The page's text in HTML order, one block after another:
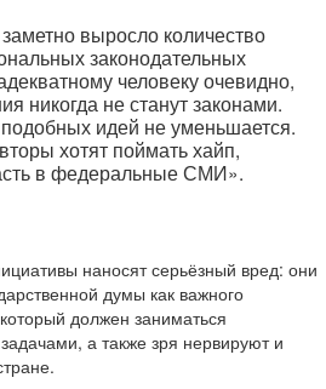
выросло количество
законодательных
человеку очевидно,
никогда не станут законами.
идей не уменьшается.
хотят поймать хайп,
в федеральные СМИ».
наносят серьёзный вред: они
думы как важного
должен заниматься
а также зря нервируют и